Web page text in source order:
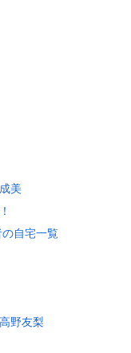
美
の自宅一覧
野友梨